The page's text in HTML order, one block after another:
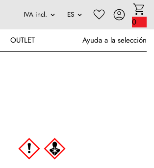
0
OUTLET Ayuda a la selección